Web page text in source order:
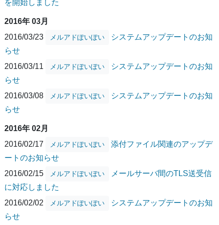
を開始しました
2016年 03月
2016/03/23
メルアドぽいぽい
システムアップデートのお知
らせ
2016/03/11
メルアドぽいぽい
システムアップデートのお知
らせ
2016/03/08
メルアドぽいぽい
システムアップデートのお知
らせ
2016年 02月
2016/02/17
メルアドぽいぽい
添付ファイル関連のアップデ
ートのお知らせ
2016/02/15
メルアドぽいぽい
メールサーバ間のTLS送受信
に対応しました
2016/02/02
メルアドぽいぽい
システムアップデートのお知
らせ